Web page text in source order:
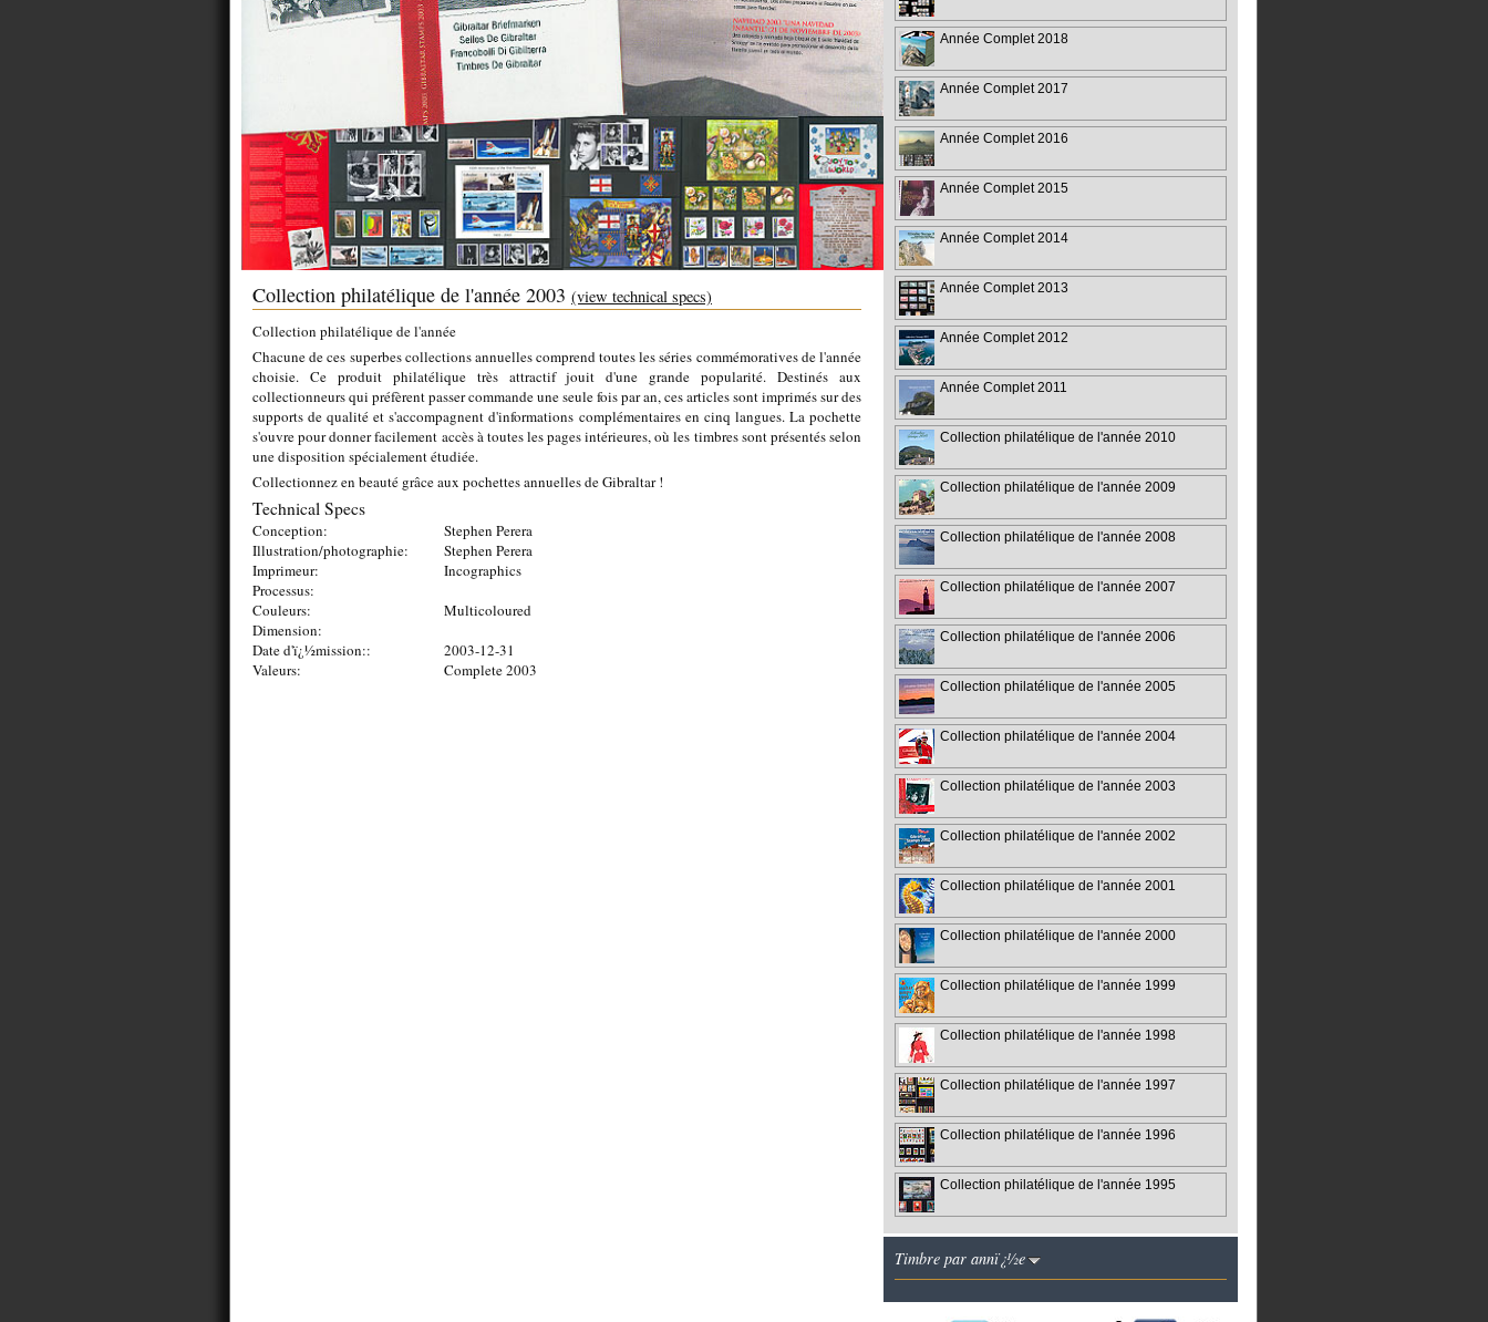
Collection philatélique de l'année 2003 (view technical specs)
Collection philatélique de l'année
Chacune de ces superbes collections annuelles comprend toutes les séries commémoratives de l'année
choisie. Ce produit philatélique très attractif jouit d'une grande popularité. Destinés aux
collectionneurs qui préfèrent passer commande une seule fois par an, ces articles sont imprimés sur des
supports de qualité et s'accompagnent d'informations complémentaires en cinq langues. La pochette
s'ouvre pour donner facilement accès à toutes les pages intérieures, où les timbres sont présentés selon
une disposition spécialement étudiée.
Collectionnez en beauté grâce aux pochettes annuelles de Gibraltar !
Technical Specs
Conception:
Stephen Perera
Illustration/photographie:
Stephen Perera
Imprimeur:
Incographics
Processus:
Couleurs:
Multicoloured
Dimension:
Date d'ï¿½mission::
2003-12-31
Valeurs:
Complete 2003
Année Complet 2018
Année Complet 2017
Année Complet 2016
Année Complet 2015
Année Complet 2014
Année Complet 2013
Année Complet 2012
Année Complet 2011
Collection philatélique de l'année 2010
Collection philatélique de l'année 2009
Collection philatélique de l'année 2008
Collection philatélique de l'année 2007
Collection philatélique de l'année 2006
Collection philatélique de l'année 2005
Collection philatélique de l'année 2004
Collection philatélique de l'année 2003
Collection philatélique de l'année 2002
Collection philatélique de l'année 2001
Collection philatélique de l'année 2000
Collection philatélique de l'année 1999
Collection philatélique de l'année 1998
Collection philatélique de l'année 1997
Collection philatélique de l'année 1996
Collection philatélique de l'année 1995
Timbre par annï¿½e